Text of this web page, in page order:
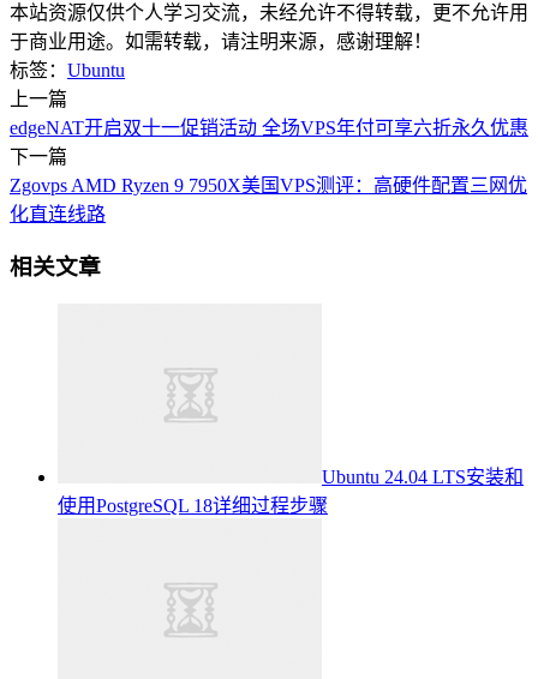
本站资源仅供个人学习交流，未经允许不得转载，更不允许用
于商业用途。如需转载，请注明来源，感谢理解！
标签： Ubuntu
上一篇
edgeNAT开启双十一促销活动 全场VPS年付可享六折永久优惠
下一篇
Zgovps AMD Ryzen 9 7950X美国VPS测评：高硬件配置三网优
化直连线路
相关文章
Ubuntu 24.04 LTS安装和
使用PostgreSQL 18详细过程步骤